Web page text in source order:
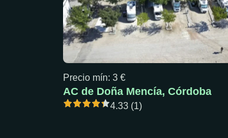
Precio mín: 3 €
AC de Doña Mencía, Córdoba
4.33 (1)